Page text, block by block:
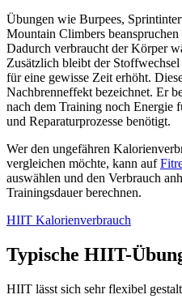
Übungen wie Burpees,
Mountain Climbers
Dadurch verbraucht der Körper
Zusätzlich bleibt der
für eine gewisse Zeit erhöht.
Nachbrenneffekt bezeichnet. Er
nach dem Training noch Energie
und Reparaturprozesse benötigt.
Wer den ungefähren
vergleichen möchte, kann auf
auswählen und den Verbrauch
Trainingsdauer berechnen.
HIIT Kalorienverbrauch
Typische HIIT-
HIIT lässt sich sehr flexibel